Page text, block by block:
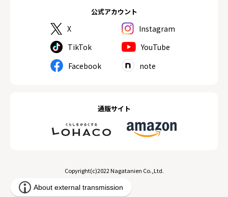
公式アカウント
X
Instagram
TikTok
YouTube
Facebook
note
通販サイト
Copyright(c)2022 Nagatanien Co.,Ltd.